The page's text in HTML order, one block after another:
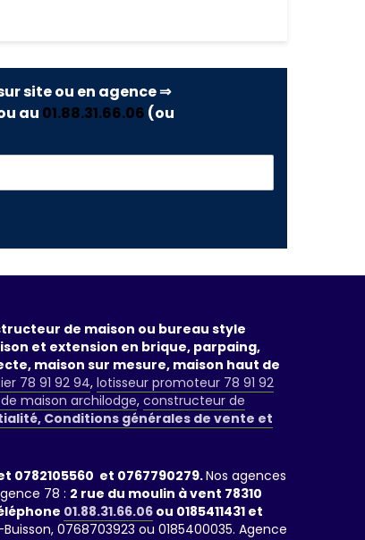
site ou en agence ⇒
au 01.88.31.66.06 (ou
de maison ou bureau style
et extension en brique, parpaing,
maison sur mesure, maison haut de
78 91 92 94, lotisseur promoteur 78 91 92
maison archilodge, constructeur de
Conditions générales de vente et
0782105560 et 0767790279.Nos agences
78 : 2 rue du moulin à vent 78310
01.88.31.66.06 ou 0185411431 et
0768703923 ou 0185400035. Agence